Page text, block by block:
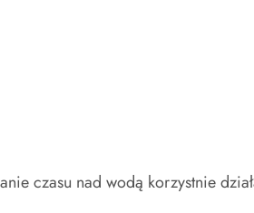
czasu nad wodą korzystnie